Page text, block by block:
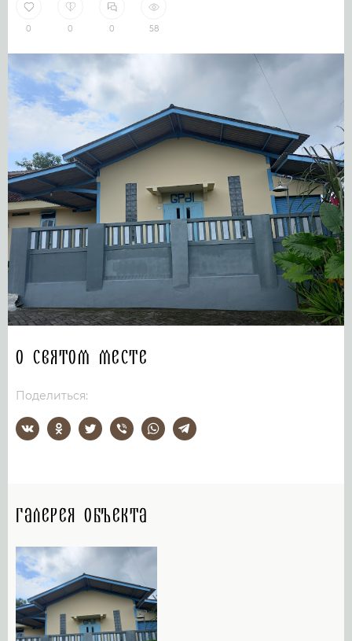
0 0 0 58
О святом месте
Поделиться:
Галерея объекта